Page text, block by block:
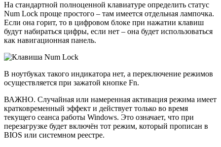
На стандартной полноценной клавиатуре определить статус
Num Lock проще простого – там имеется отдельная лампочка.
Если она горит, то в цифровом блоке при нажатии клавиш
будут набираться цифры, если нет – она будет использоваться
как навигационная панель.
В ноутбуках такого индикатора нет, а переключение режимов
осуществляется при зажатой кнопке Fn.
ВАЖНО. Случайная или намеренная активация режима имеет
кратковременный эффект и действует только во время
текущего сеанса работы Windows. Это означает, что при
перезагрузке будет включён тот режим, который прописан в
BIOS или системном реестре.